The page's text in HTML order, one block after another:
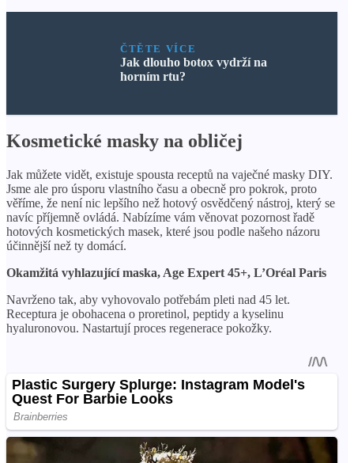
ČTĚTE VÍCE
Jak dlouho botox vydrží na
horním rtu?
Kosmetické masky na obličej
Jak můžete vidět, existuje spousta receptů na vaječné masky DIY.
Jsme ale pro úsporu vlastního času a obecně pro pokrok, proto
věříme, že není nic lepšího než hotový osvědčený nástroj, který se
navíc příjemně ovládá. Nabízíme vám věnovat pozornost řadě
hotových kosmetických masek, které jsou podle našeho názoru
účinnější než ty domácí.
Okamžitá vyhlazující maska, Age Expert 45+, L’Oréal Paris
Navrženo tak, aby vyhovovalo potřebám pleti nad 45 let.
Receptura je obohacena o proretinol, peptidy a kyselinu
hyaluronovou. Nastartují proces regenerace pokožky.